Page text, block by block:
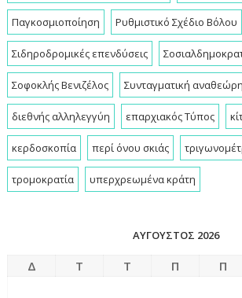
Παγκοσμιοποίηση Ρυθμιστικό Σχέδιο Βόλου
Σιδηροδρομικές επενδύσεις
Σοφοκλής Βενιζέλος Συνταγματική
διεθνής αλληλεγγύη επαρχιακός Τύπος
κερδοσκοπία περί όνου σκιάς
τρομοκρατία υπερχρεωμένα κράτη
ΑΎΓΟΥΣΤΟΣ 2026
Δ Τ Τ Π Π